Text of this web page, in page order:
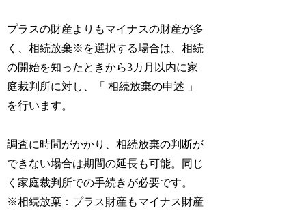
プラスの財産よりもマイナスの財産が多
く、相続放棄※を選択する場合は、相続
の開始を知ったときから3カ月以内に家
庭裁判所に対し、「 相続放棄の申述 」
を行います。
調査に時間がかかり、相続放棄の判断が
できない場合は期間の延長も可能。同じ
く家庭裁判所での手続きが必要です。
※相続放棄：プラス財産もマイナス財産